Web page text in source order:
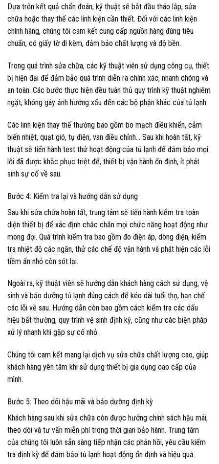
Dựa trên kết quả chẩn đoán, kỹ thuật sẽ bắt đầu tháo lắp, sửa
chữa hoặc thay thế các linh kiện cần thiết. Đối với các linh kiện
chính hãng, chúng tôi cam kết cung cấp nguồn hàng đúng tiêu
chuẩn, có giấy tờ đi kèm, đảm bảo chất lượng và độ bền.
Trong quá trình sửa chữa, các kỹ thuật viên sử dụng công cụ, thiết
bị hiện đại để đảm bảo quá trình diễn ra chính xác, nhanh chóng và
an toàn. Các bước thực hiện đều tuân thủ quy trình kỹ thuật nghiêm
ngặt, không gây ảnh hưởng xấu đến các bộ phận khác của tủ lạnh.
Các linh kiện thay thế thường bao gồm bo mạch điều khiển, cảm
biến nhiệt, quạt gió, tụ điện, van điều chỉnh… Sau khi hoàn tất, kỹ
thuật sẽ tiến hành test thử hoạt động của tủ lạnh để đảm bảo mọi
lỗi đã được khắc phục triệt để, thiết bị vận hành ổn định, ít phát
sinh sự cố về sau.
Bước 4: Kiểm tra lại và hướng dẫn sử dụng
Sau khi sửa chữa hoàn tất, trung tâm sẽ tiến hành kiểm tra toàn
diện thiết bị để xác định chắc chắn mọi chức năng hoạt động như
mong đợi. Quá trình kiểm tra bao gồm đo điện áp, dòng điện, kiểm
tra nhiệt độ các ngăn, thử các chế độ vận hành và phát hiện các lỗi
tiềm ẩn nhỏ còn sót lại.
Ngoài ra, kỹ thuật viên sẽ hướng dẫn khách hàng cách sử dụng, vệ
sinh và bảo dưỡng tủ lạnh đúng cách để kéo dài tuổi thọ, hạn chế
các lỗi về sau. Hướng dẫn còn bao gồm cách kiểm tra các dấu
hiệu bất thường, quy trình vệ sinh định kỳ, cũng như các biện pháp
xử lý nhanh khi gặp sự cố nhỏ.
Chúng tôi cam kết mang lại dịch vụ sửa chữa chất lượng cao, giúp
khách hàng yên tâm khi sử dụng thiết bị gia dụng cao cấp của
mình.
Bước 5: Theo dõi hậu mãi và bảo dưỡng định kỳ
Khách hàng sau khi sửa chữa còn được hưởng chính sách hậu mãi,
theo dõi và tư vấn miễn phí trong thời gian bảo hành. Trung tâm
của chúng tôi luôn sẵn sàng tiếp nhận các phản hồi, yêu cầu kiểm
tra định kỳ để đảm bảo tủ lạnh hoạt động ổn định và hiệu quả.